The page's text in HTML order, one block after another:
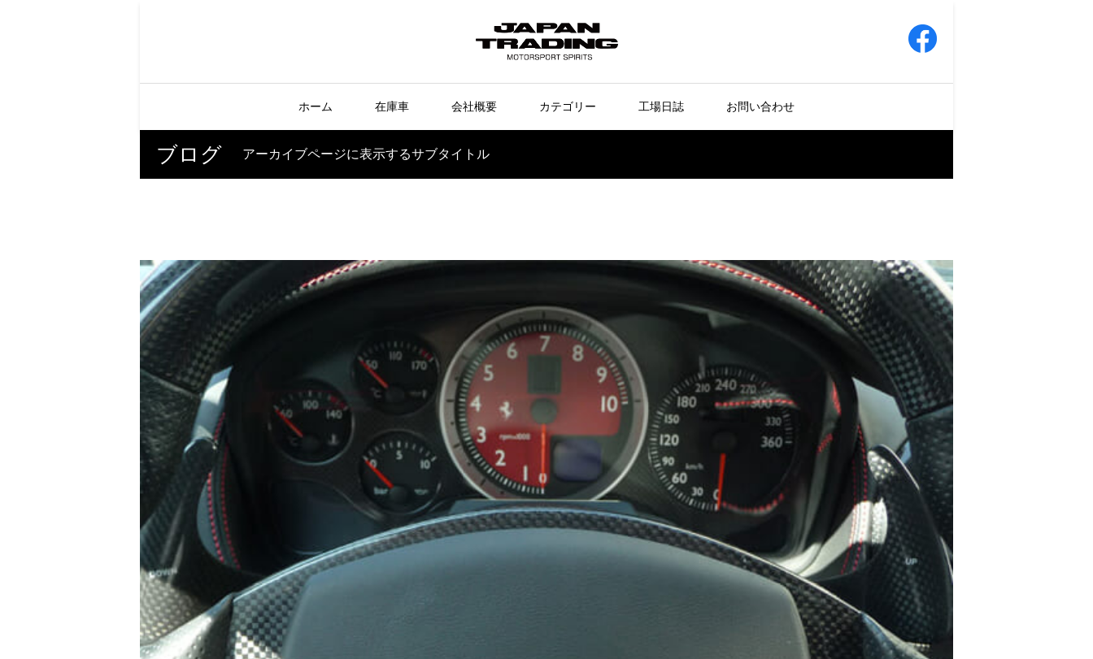
ホーム 在庫車 会社概要 カテゴリー 工場日誌 お問い合わせ
ブログ アーカイブページに表示するサブタイトル